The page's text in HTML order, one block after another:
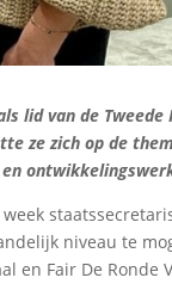
lid van de Tweede
ze zich op de
niveau te
en Fair De Ronde